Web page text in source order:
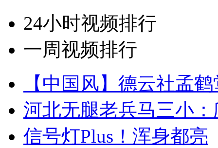
24小时视频排行
一周视频排行
【中国风】德云社孟
河北无腿老兵马三小
信号灯Plus！浑身都亮